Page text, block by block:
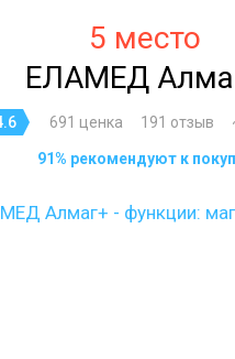
5 место
ЕЛАМЕД
691 ценка 191 отзыв
91% рекомендуют к